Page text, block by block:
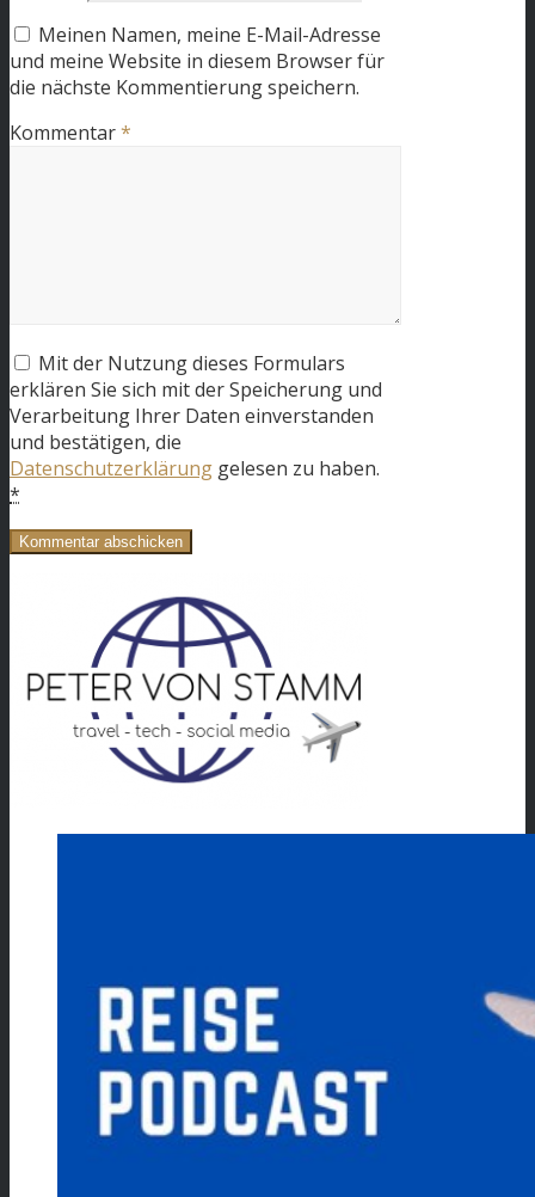
Meinen Namen, meine E-Mail-Adresse
und meine Website in diesem Browser für
die nächste Kommentierung speichern.
Kommentar*
Mit der Nutzung dieses Formulars
erklären Sie sich mit der Speicherung und
Verarbeitung Ihrer Daten einverstanden
und bestätigen, die
Datenschutzerklärung gelesen zu haben.
*